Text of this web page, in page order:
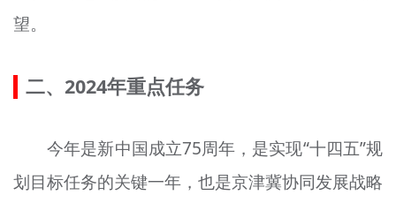
望。
二、2024年重点任务
今年是新中国成立75周年，是实现“十四五”规
划目标任务的关键一年，也是京津冀协同发展战略